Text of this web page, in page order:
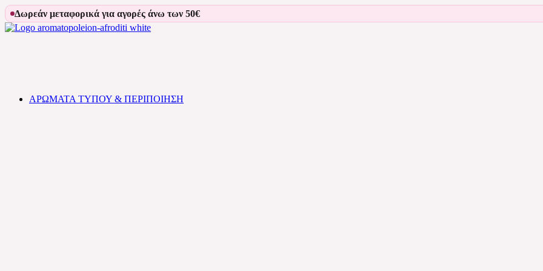
Skip
to
content
Δωρεάν μεταφορικά για αγορές άνω των 50€
ΑΡΩΜΑΤΑ ΤΥΠΟΥ & ΠΕΡΙΠΟΙΗΣΗ